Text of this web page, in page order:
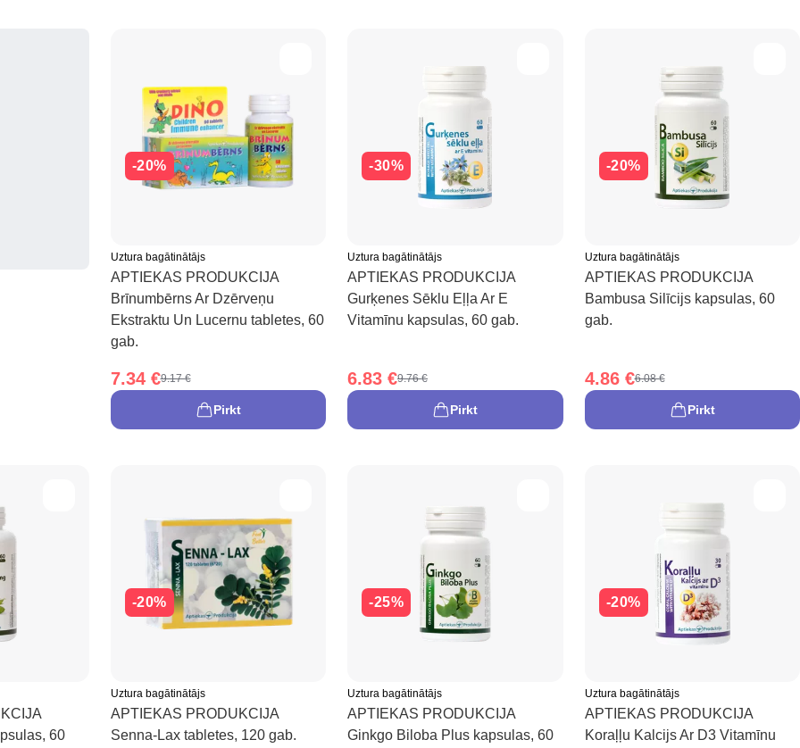
-20%
Uztura bagātinātājs
APTIEKAS PRODUKCIJA
Brīnumbērns Ar Dzērveņu
Ekstraktu Un Lucernu tabletes, 60
gab.
7.34 €9.17 €
Pirkt
-30%
Uztura bagātinātājs
APTIEKAS PRODUKCIJA
Gurķenes Sēklu Eļļa Ar E
Vitamīnu kapsulas, 60 gab.
6.83 €9.76 €
Pirkt
-20%
Uztura bagātinātājs
APTIEKAS PRODUKCIJA
Bambusa Silīcijs kapsulas, 60
gab.
4.86 €6.08 €
Pirkt
60
-20%
Uztura bagātinātājs
APTIEKAS PRODUKCIJA
Senna-Lax tabletes, 120 gab.
-25%
Uztura bagātinātājs
APTIEKAS PRODUKCIJA
Ginkgo Biloba Plus kapsulas, 60
-20%
Uztura bagātinātājs
APTIEKAS PRODUKCIJA
Koraļļu Kalcijs Ar D3 Vitamīnu